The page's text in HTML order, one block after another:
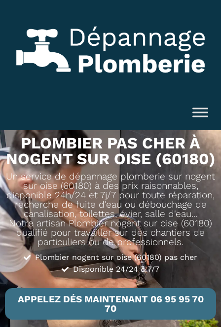
PLOMBIER PAS CHER À
NOGENT SUR OISE (60180)
Un service de dépannage plomberie sur nogent
sur oise (60180) à des prix raisonnables,
disponible 24h/24 et 7j/7 pour toute réparation,
recherche de fuite d'eau ou débouchage de
canalisation, toilettes, évier, salle d'eau...
Notre artisan Plombier nogent sur oise (60180)
qualifié pour travailler sur des chantiers de
particuliers ou de professionnels.
Plombier nogent sur oise (60180) pas cher
Disponible 24/24 & 7/7
APPELEZ DÉS MAINTENANT 06 95 95 70
70